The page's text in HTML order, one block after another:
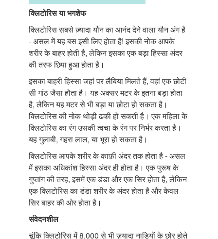
क्लिटोरिसयाभगशेफ
क्लिटोरिस सबसे ज़्यादा यौन का आनंद देने वाला यौन अंग है
- असल में यह बस इसी लिए होता है! इसकी नोक आपके
शरीर के बाहर होती है, लेकिन इसका एक बड़ा हिस्सा अंदर
की तरफ छिपा हुआ होता है।
इसका बाहरी हिस्सा जहां पर लैबिया मिलते हैं, वहां एक छोटी
सी गांठ जैसा हौता है। यह अक्सर मटर के इतना बड़ा होता
है, लेकिन यह मटर से भी बड़ा या छोटा हो सकता है।
क्लिटोरिस की नोक थोड़ी ढकी हो सकती है। एक महिला के
क्लिटोरिस का रंग उसकी त्वचा के रंग पर निर्भर करता है।
यह गुलाबी, गहरा लाल, या भूरा हो सकता है।
क्लिटोरिस आपके शरीर के काफ़ी अंदर तक होता है - असल
में इसका अधिकांश हिस्सा अंदर ही होता है। एक पुरूष के
गुप्तांग की तरह, इसमें एक डंडा और एक सिर होता है, लेकिन
एक क्लिटोरिस का डंडा शरीर के अंदर होता है और केवल
सिर बाहर की ओर होता है।
संवेदनशील
चूंकि क्लिटोरिस में 8,000 से भी ज़यादा नाड़ियों के छोर होते